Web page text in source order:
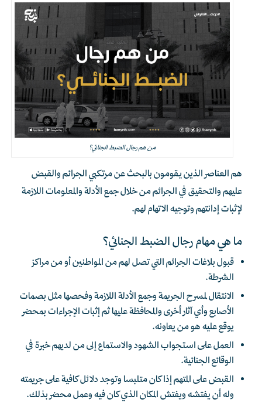
من هم رجال الضبط الجنائي؟
هم العناصر الذين يقومون بالبحث عن مرتكبي الجرائم والقبض
عليهم والتحقيق في الجرائم من خلال جمع الأدلة والمعلومات اللازمة
لإثبات إدانتهم وتوجيه الاتهام لهم.
ما هي مهام رجال الضبط الجنائي؟
قبول بلاغات الجرائم التي تصل لهم من المواطنين أو من مراكز
الشرطة.
الانتقال لمسرح الجريمة وجمع الأدلة اللازمة وفحصها مثل بصمات
الأصابع وأي آثار أخرى والمحافظة عليها ثم إثبات الإجراءات بمحضر
يوقع عليه هو من يعاونه.
العمل على استجواب الشهود والاستماع إلى من لديهم خبرة في
الوقائع الجنائية.
القبض على المتهم إذا كان متلبسا وتوجد دلائل كافية على جريمته
وله أن يفتشه ويفتش المكان الذي كان فيه وعمل محضر بذلك.